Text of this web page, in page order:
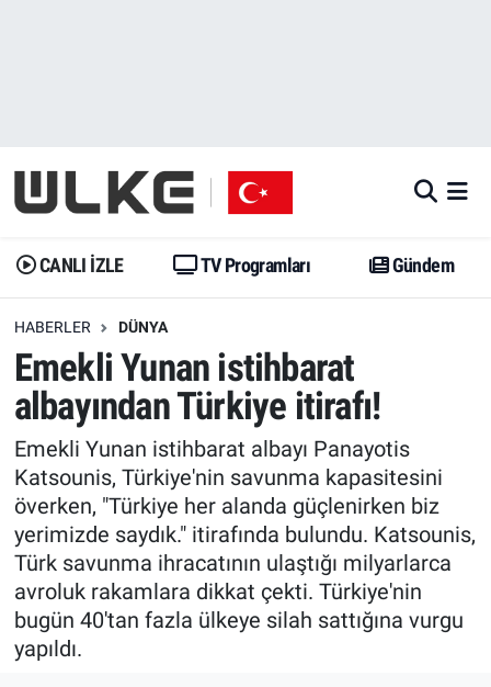
CANLI İZLE TV Programları Gündem
HABERLER DÜNYA
Emekli Yunan istihbarat
albayından Türkiye itirafı!
Emekli Yunan istihbarat albayı Panayotis
Katsounis, Türkiye'nin savunma kapasitesini
överken, "Türkiye her alanda güçlenirken biz
yerimizde saydık." itirafında bulundu. Katsounis,
Türk savunma ihracatının ulaştığı milyarlarca
avroluk rakamlara dikkat çekti. Türkiye'nin
bugün 40'tan fazla ülkeye silah sattığına vurgu
yapıldı.
Gündem
Dünya
Erişim Bilgileri
Ekonomi
Trend
Özel Haberler
Yazarlar
Gündem
Trend
Erişim Bilgileri
Spor
Ekonomi
Dünya
Medya
Özel Haberler
İstanbul Namaz Vakitleri
Trafik Durumu
Erişim Bilgileri
Tüm Manşetler
Son Dakika Haberleri
Haber Arşivi